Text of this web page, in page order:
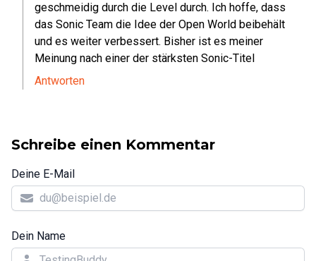
geschmeidig durch die Level durch. Ich hoffe, dass
das Sonic Team die Idee der Open World beibehält
und es weiter verbessert. Bisher ist es meiner
Meinung nach einer der stärksten Sonic-Titel
Antworten
Schreibe einen Kommentar
Deine E-Mail
Dein Name